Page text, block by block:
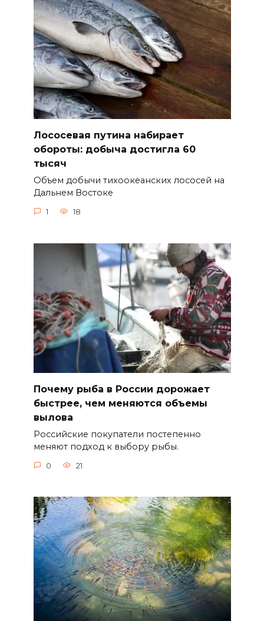
Лососевая путина набирает
обороты: добыча достигла 60
тысяч
Объем добычи тихоокеанских лососей на
Дальнем Востоке
1 18
Почему рыба в России дорожает
быстрее, чем меняются объемы
вылова
Российские покупатели постепенно
меняют подход к выбору рыбы.
0 21